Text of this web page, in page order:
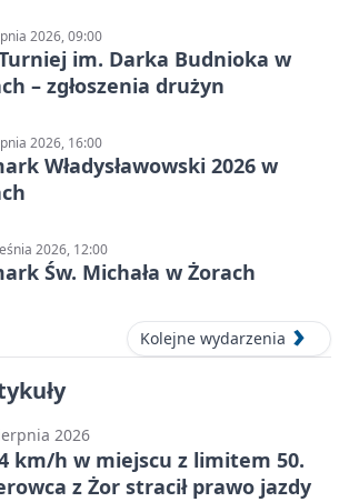
2026, 09:00
im. Darka Budnioka w
– zgłoszenia drużyn
2026, 16:00
Władysławowski 2026 w
2026, 12:00
Św. Michała w Żorach
Kolejne wydarzenia
2026
km/h w miejscu z limitem 50.
z Żor stracił prawo jazdy